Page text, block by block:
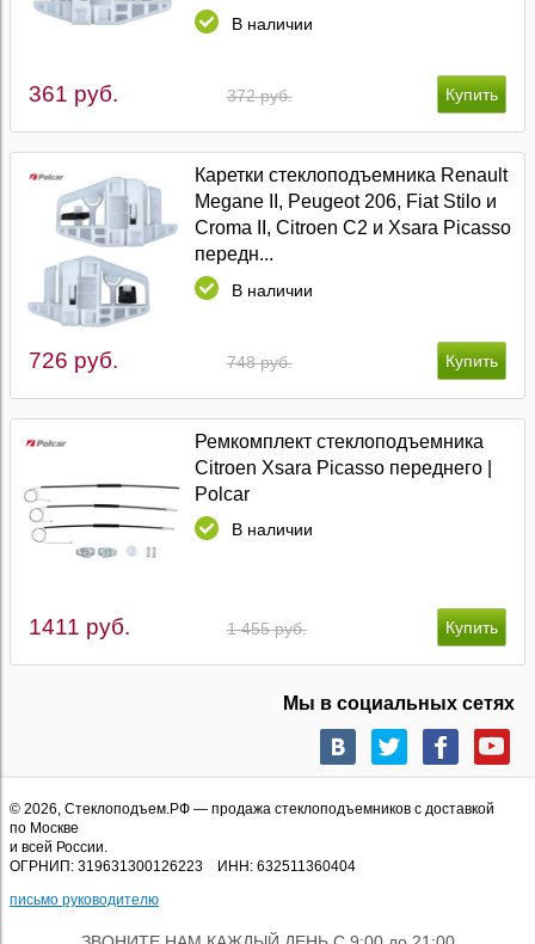
В наличии
372 руб.
361 руб.
Каретки стеклоподъемника Renault
Megane II, Peugeot 206, Fiat Stilo и
Croma II, Citroen C2 и Xsara Picasso
передн...
В наличии
748 руб.
726 руб.
Ремкомплект стеклоподъемника
Citroen Xsara Picasso переднего |
Polcar
В наличии
1 455 руб.
1411 руб.
Мы в социальных сетях
© 2026, Стеклоподъем.РФ — продажа стеклоподъемников с доставкой
по Москве
и всей России.
ОГРНИП: 319631300126223 ИНН: 632511360404
письмо руководителю